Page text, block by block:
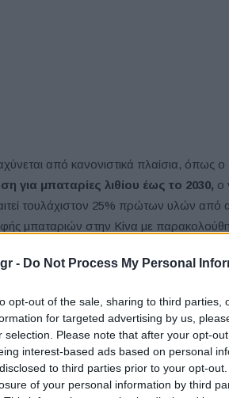
- Do Not Process My Personal
opt-out of the sale, sharing to third parties,
for targeted advertising by us,
selection. Please note that after your opt-
interest-based ads based on personal
to third parties prior to your opt-
of your personal information by third
από κανονιστικά πλαίσια, όπως
για μπαταρίες λιθίου έως το 2030, ο
τουλάχιστον 25% πρώτων υλών από
μπαταριών στην Κίνα με
Αναμφίβολα η έλλειψη πόρων και η
την ανάπτυξη.
προσαρμόζονται γρήγορα. Ενδεικτικά, η
ηVolkswagen
δημιούργησε
στόχο 15.000 οχήματα ετησίως έως το
Recycling, που αποτελεί κεντρικό
στη βιωσιμότητα και την